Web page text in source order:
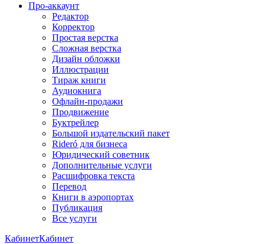
Про-аккаунт
Редактор
Корректор
Простая верстка
Сложная верстка
Дизайн обложки
Иллюстрации
Тираж книги
Аудиокнига
Офлайн-продажи
Продвижение
Буктрейлер
Большой издательский пакет
Rideró для бизнеса
Юридический советник
Дополнительные услуги
Расшифровка текста
Перевод
Книги в аэропортах
Публикация
Все услуги
КабинетКабинет